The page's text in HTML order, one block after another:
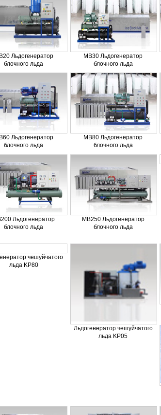
Льдогенератор
блочного льда
MB30 Льдогенератор
блочного льда
Льдогенератор
блочного льда
MB80 Льдогенератор
блочного льда
Льдогенератор
блочного льда
MB250 Льдогенератор
блочного льда
чешуйчатого
льда KP80
Льдогенератор чешуйчатого
льда KP05